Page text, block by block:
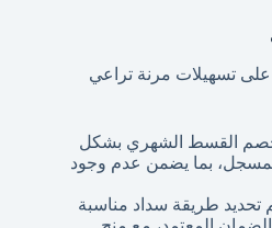
تسهيلات مرنة تراعي
خصم القسط الشهري بشكل
بما يضمن عدم وجود
تحديد طريقة سداد مناسبة